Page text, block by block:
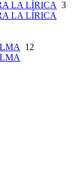
LA LÍRICA 3
LA LÍRICA
12